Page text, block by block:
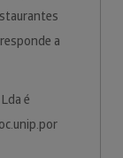
a
é